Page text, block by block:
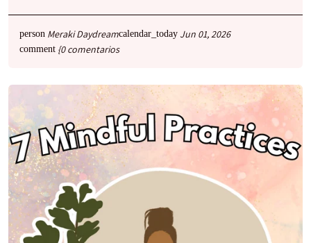
person Meraki Daydreamcalendar_today Jun 01, 2026
comment {0 comentarios